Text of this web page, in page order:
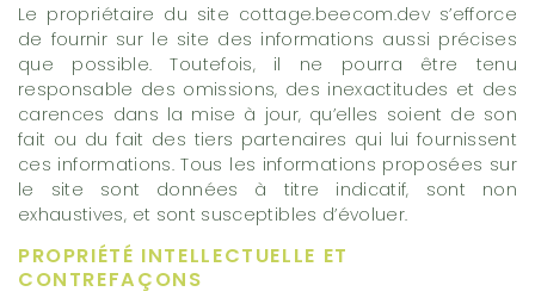
Le propriétaire du site cottage.beecom.dev s’efforce
de fournir sur le site des informations aussi précises
que possible. Toutefois, il ne pourra être tenu
responsable des omissions, des inexactitudes et des
carences dans la mise à jour, qu’elles soient de son
fait ou du fait des tiers partenaires qui lui fournissent
ces informations. Tous les informations proposées sur
le site sont données à titre indicatif, sont non
exhaustives, et sont susceptibles d’évoluer.
PROPRIÉTÉ INTELLECTUELLE ET
CONTREFAÇONS